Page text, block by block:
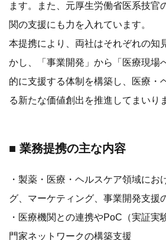
ます。また、元厚生労働省医系技官
関の支援にも力を入れています。
本提携により、両社はそれぞれの知
かし、「事業開発」から「医療現場
的に支援する体制を構築し、医療・
る新たな価値創出を推進してまいり
■ 業務提携の主な内容
・製薬・医療・ヘルスケア領域にお
グ、マーケティング、事業開発支援
・医療機関との連携やPoC（実証実
門家ネットワークの構築支援